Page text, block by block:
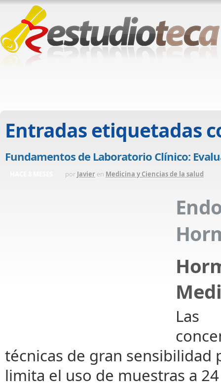
Entradas etiquetadas
Fundamentos de Laboratorio Clínico:
por Javier en Medicina y Ciencias de la salud
Las
técnicas de gran sensibilidad
limita el uso de muestras a